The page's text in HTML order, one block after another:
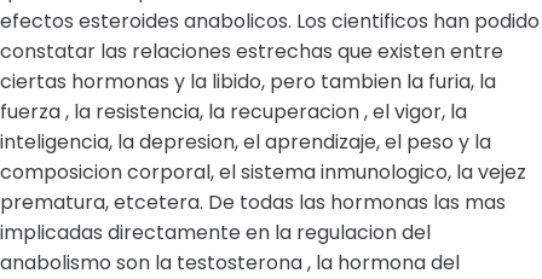
efectos esteroides anabolicos. Los cientificos han podido
constatar las relaciones estrechas que existen entre
ciertas hormonas y la libido, pero tambien la furia, la
fuerza , la resistencia, la recuperacion , el vigor, la
inteligencia, la depresion, el aprendizaje, el peso y la
composicion corporal, el sistema inmunologico, la vejez
prematura, etcetera. De todas las hormonas las mas
implicadas directamente en la regulacion del
anabolismo son la testosterona , la hormona del